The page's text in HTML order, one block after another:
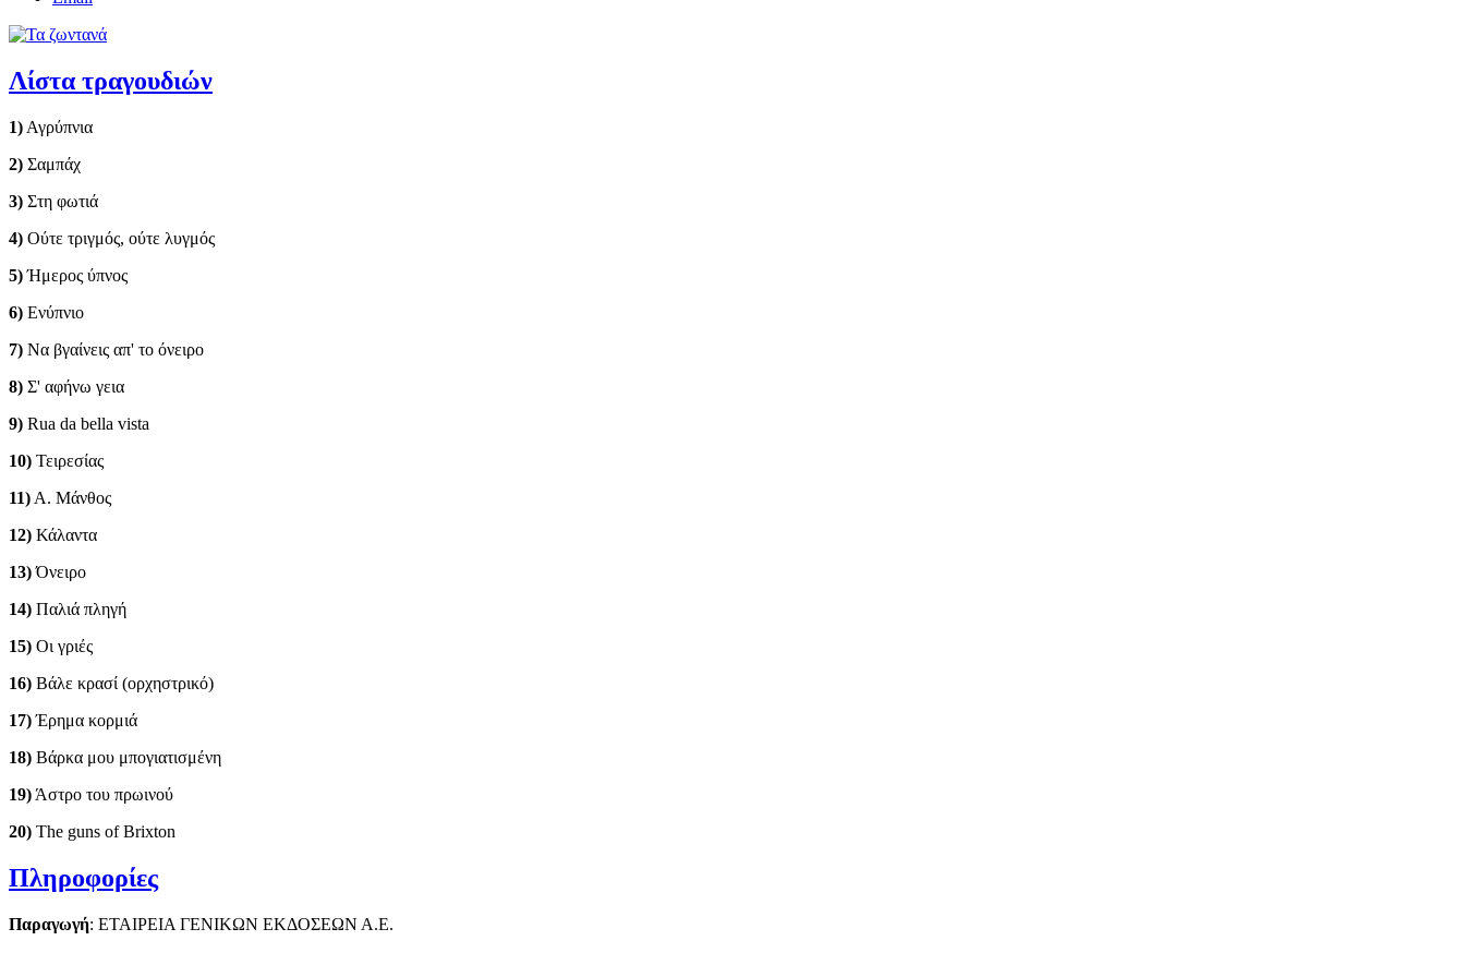
Λίστα τραγουδιών
1) Αγρύπνια
2) Σαμπάχ
3) Στη φωτιά
4) Ούτε τριγμός, ούτε λυγμός
5)Ήμερος ύπνος
6) Ενύπνιο
7) Να βγαίνεις απ' το όνειρο
8) Σ' αφήνω γεια
9) Rua da bella vista
10) Τειρεσίας
11) Α. Μάνθος
12) Κάλαντα
13)Όνειρο
14) Παλιά πληγή
15) Οι γριές
16) Βάλε κρασί (ορχηστρικό)
17)Έρημα κορμιά
18) Βάρκα μου μπογιατισμένη
19) Άστρο του πρωινού
20) The guns of Brixton
Πληροφορίες
Παραγωγή: ΕΤΑΙΡΕΙΑ ΓΕΝΙΚΩΝ ΕΚΔΟΣΕΩΝ Α.Ε.